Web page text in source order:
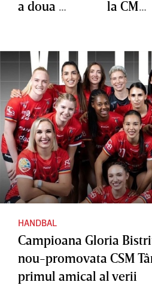
a doua zi
la CM
pentru
locurile
11-12
HANDBAL
Campioana Gloria
nou-promovata CSM
primul amical al verii